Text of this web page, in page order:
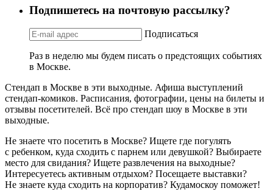
Подпишетесь на почтовую рассылку?
Подписаться
Раз в неделю мы будем писать о предстоящих событиях
в Москве.
Стендап в Москве в эти выходные. Афиша выступлений
стендап-комиков. Расписания, фотографии, цены на билеты и
отзывы посетителей. Всё про стендап шоу в Москве в эти
выходные.
Не знаете что посетить в Москве? Ищете где погулять
с ребенком, куда сходить с парнем или девушкой? Выбираете
место для свидания? Ищете развлечения на выходные?
Интересуетесь активным отдыхом? Посещаете выставки?
Не знаете куда сходить на корпоратив? Кудамоскоу поможет!